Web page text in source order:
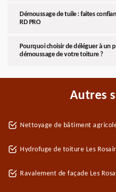
Démoussage de tuile : faites
RD PRO
Pourquoi choisir de déléguer à un
démoussage de votre toiture ?
Autres
Nettoyage de bâtiment
Hydrofuge de toiture Les
Ravalement de façade Les